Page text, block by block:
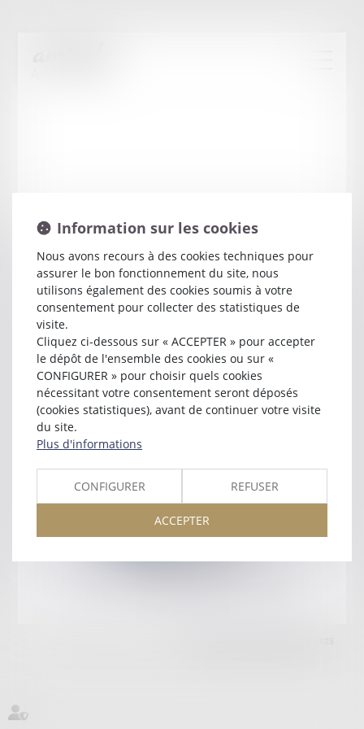
MaxJOLY
1 PLACE DU CENTENAIRE
IMMEUBLE LE MERIDIEN
73000 CHAMBERY
Tél :04 79 33 72 45
Honoraires Plan du site
amicale AA -COvea
Information sur les cookies
Nous avons recours à des cookies techniques pour
assurer le bon fonctionnement du site, nous
utilisons également des cookies soumis à votre
consentement pour collecter des statistiques de
visite.
Cliquez ci-dessous sur « ACCEPTER » pour accepter
le dépôt de l'ensemble des cookies ou sur «
CONFIGURER » pour choisir quels cookies
nécessitant votre consentement seront déposés
(cookies statistiques), avant de continuer votre visite
du site.
Plus d'informations
CONFIGURER REFUSER
ACCEPTER